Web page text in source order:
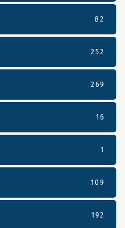
82
252
269
16
1
109
192